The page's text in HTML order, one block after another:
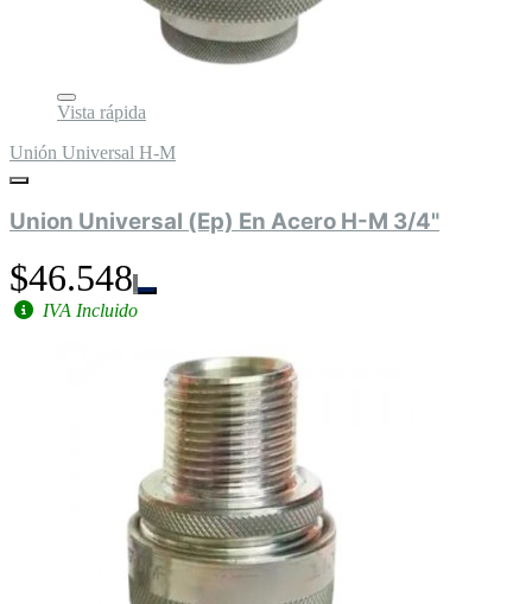
Vista rápida
Unión Universal H-M
Union Universal (Ep) En Acero H-M 3/4"
$46.548
IVA Incluido